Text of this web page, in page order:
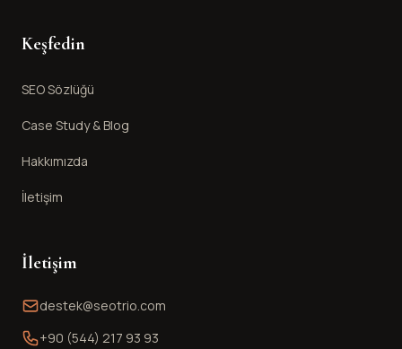
Keşfedin
SEO Sözlüğü
Case Study & Blog
Hakkımızda
İletişim
İletişim
destek@seotrio.com
+90 (544) 217 93 93